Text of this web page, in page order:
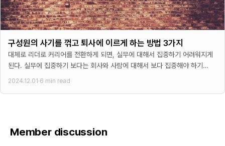
구성원의 사기를 꺾고 퇴사에 이르게 하는 방법 3가지
대체로 리더로 커리어를 전환하게 되면, 실무에 대해서 집중하기 어려워지게
된다. 실무에 집중하기 보다는 회사와 사람에 대해서 보다 집중해야 하기
때문이다. 즉, 탁월한 리더는 회사와
2024.12.01·6 min read
Member discussion